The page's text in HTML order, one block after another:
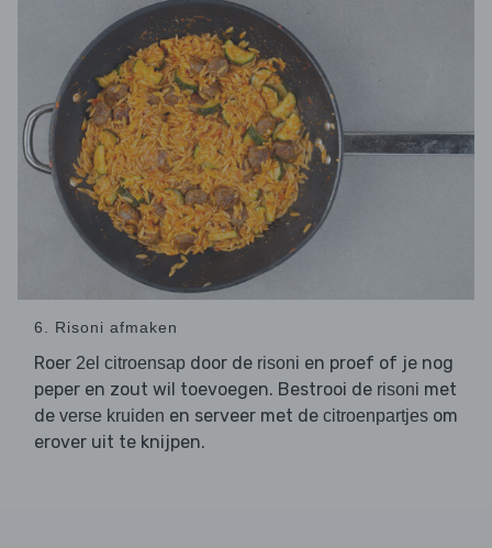
6. Risoni afmaken
Roer 2el citroensap door de risoni en proef of je nog
peper en zout wil toevoegen. Bestrooi de risoni met
de verse kruiden en serveer met de citroenpartjes om
erover uit te knijpen.